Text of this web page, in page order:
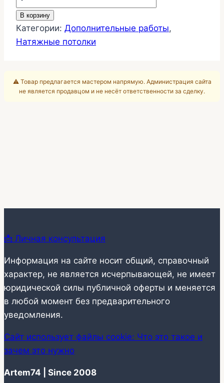
товара
Комплектующие
без
номенклатуры
В корзину
Категории: Дополнительные работы,
Натяжные потолки
⚠️ Товар предлагается мастером напрямую. Администрация сайта
не является продавцом и не несёт ответственности за сделку.
📩 Личная консультация
Информация на сайте носит общий, справочный
характер, не является исчерпывающей, не имеет
юридической силы публичной оферты и меняется
в любой момент без предварительного
уведомления.
Сайт использует файлы cookie: Что это такое и
зачем это нужно
Artem74 | Since 2008